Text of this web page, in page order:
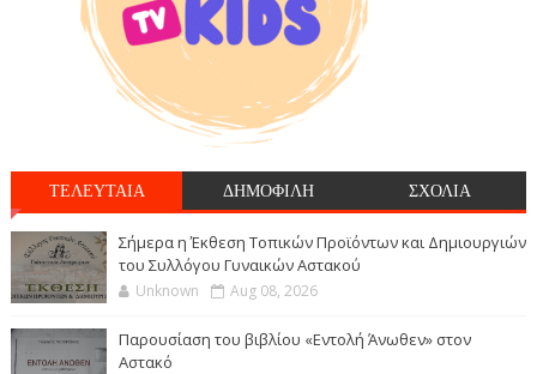
ΤΕΛΕΥΤΑΙΑ ΔΗΜΟΦΙΛΗ ΣΧΟΛΙΑ
Σήμερα η Έκθεση Τοπικών Προϊόντων και Δημιουργιών
του Συλλόγου Γυναικών Αστακού
Unknown Aug 08, 2026
Παρουσίαση του βιβλίου «Εντολή Άνωθεν» στον
Αστακό